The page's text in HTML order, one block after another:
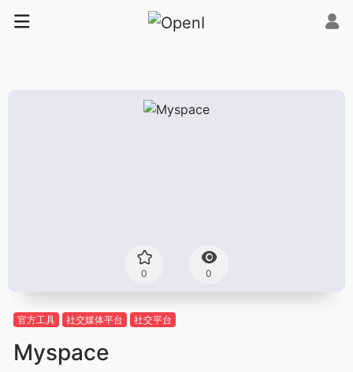
0 0
官方工具 社交媒体平台 社交平台
Myspace